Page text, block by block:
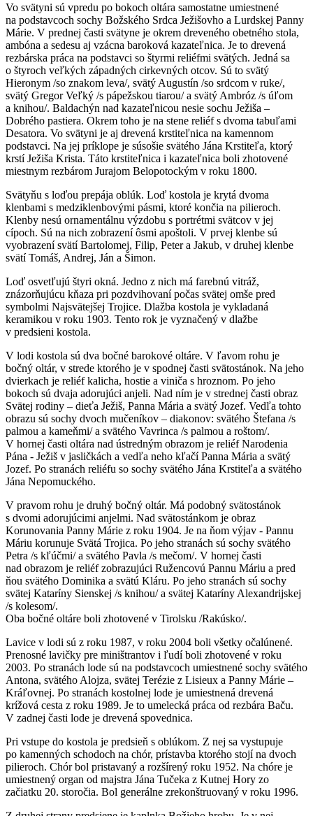
Vo svätyni sú vpredu po bokoch oltára samostatne umiestnené
na podstavcoch sochy Božského Srdca Ježišovho a Lurdskej Panny
Márie. V prednej časti svätyne je okrem dreveného obetného stola,
ambóna a sedesu aj vzácna baroková kazateľnica. Je to drevená
rezbárska práca na podstavci so štyrmi reliéfmi svätých. Jedná sa
o štyroch veľkých západných cirkevných otcov. Sú to svätý
Hieronym /so znakom leva/, svätý Augustín /so srdcom v ruke/,
svätý Gregor Veľký /s pápežskou tiarou/ a svätý Ambróz /s úľom
a knihou/. Baldachýn nad kazateľnicou nesie sochu Ježiša –
Dobrého pastiera. Okrem toho je na stene reliéf s dvoma tabuľami
Desatora. Vo svätyni je aj drevená krstiteľnica na kamennom
podstavci. Na jej príklope je súsošie svätého Jána Krstiteľa, ktorý
krstí Ježiša Krista. Táto krstiteľnica i kazateľnica boli zhotovené
miestnym rezbárom Jurajom Belopotockým v roku 1800.
Svätyňu s loďou prepája oblúk. Loď kostola je krytá dvoma
klenbami s medziklenbovými pásmi, ktoré končia na pilieroch.
Klenby nesú ornamentálnu výzdobu s portrétmi svätcov v jej
cípoch. Sú na nich zobrazení ôsmi apoštoli. V prvej klenbe sú
vyobrazení svätí Bartolomej, Filip, Peter a Jakub, v druhej klenbe
svätí Tomáš, Andrej, Ján a Šimon.
Loď osvetľujú štyri okná. Jedno z nich má farebnú vitráž,
znázorňujúcu kňaza pri pozdvihovaní počas svätej omše pred
symbolmi Najsvätejšej Trojice. Dlažba kostola je vykladaná
keramikou v roku 1903. Tento rok je vyznačený v dlažbe
v predsieni kostola.
V lodi kostola sú dva bočné barokové oltáre. V ľavom rohu je
bočný oltár, v strede ktorého je v spodnej časti svätostánok. Na jeho
dvierkach je reliéf kalicha, hostie a viniča s hroznom. Po jeho
bokoch sú dvaja adorujúci anjeli. Nad ním je v strednej časti obraz
Svätej rodiny – dieťa Ježiš, Panna Mária a svätý Jozef. Vedľa tohto
obrazu sú sochy dvoch mučeníkov – diakonov: svätého Štefana /s
palmou a kameňmi/ a svätého Vavrinca /s palmou a roštom/.
V hornej časti oltára nad ústredným obrazom je reliéf Narodenia
Pána - Ježiš v jasličkách a vedľa neho kľačí Panna Mária a svätý
Jozef. Po stranách reliéfu so sochy svätého Jána Krstiteľa a svätého
Jána Nepomuckého.
V pravom rohu je druhý bočný oltár. Má podobný svätostánok
s dvomi adorujúcimi anjelmi. Nad svätostánkom je obraz
Korunovania Panny Márie z roku 1904. Je na ňom výjav - Pannu
Máriu korunuje Svätá Trojica. Po jeho stranách sú sochy svätého
Petra /s kľúčmi/ a svätého Pavla /s mečom/. V hornej časti
nad obrazom je reliéf zobrazujúci Ružencovú Pannu Máriu a pred
ňou svätého Dominika a svätú Kláru. Po jeho stranách sú sochy
svätej Kataríny Sienskej /s knihou/ a svätej Kataríny Alexandrijskej
/s kolesom/.
Oba bočné oltáre boli zhotovené v Tirolsku /Rakúsko/.
Lavice v lodi sú z roku 1987, v roku 2004 boli všetky očalúnené.
Prenosné lavičky pre miništrantov i ľudí boli zhotovené v roku
2003. Po stranách lode sú na podstavcoch umiestnené sochy svätého
Antona, svätého Alojza, svätej Terézie z Lisieux a Panny Márie –
Kráľovnej. Po stranách kostolnej lode je umiestnená drevená
krížová cesta z roku 1989. Je to umelecká práca od rezbára Baču.
V zadnej časti lode je drevená spovednica.
Pri vstupe do kostola je predsieň s oblúkom. Z nej sa vystupuje
po kamenných schodoch na chór, prístavba ktorého stojí na dvoch
pilieroch. Chór bol pristavaný a rozšírený roku 1952. Na chóre je
umiestnený organ od majstra Jána Tučeka z Kutnej Hory zo
začiatku 20. storočia. Bol generálne zrekonštruovaný v roku 1996.